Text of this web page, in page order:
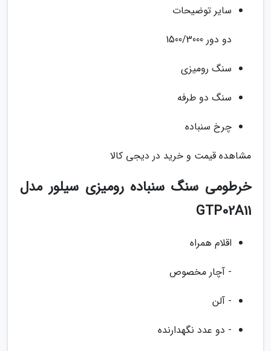
سایر توضیحات
دو دور 1500/3000
سنگ رومیزی
سنگ دو طرفه
چرخ سنباده
مشاهده قیمت و خرید در دیجی کالا
خرطومی سنگ سنباده رومیزی سیلور مدل
GTP02A11
اقلام همراه
- آچار مخصوص
- آلن
- دو عدد نگهدارنده